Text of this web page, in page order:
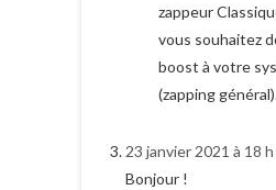
zappeur
vous souhaitez
boost à votre
(zapping
23 janvier 2021 à 18
Bonjour !